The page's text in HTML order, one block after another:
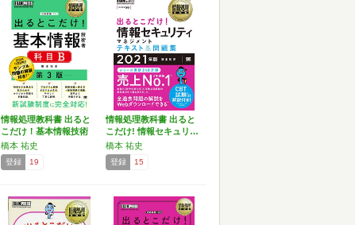
情報処理教科書 出ると
こだけ！基本情報技術
者…
橋本 祐史
登録 19
情報処理教科書 出ると
こだけ! 情報セキュリ…
橋本 祐史
登録 15